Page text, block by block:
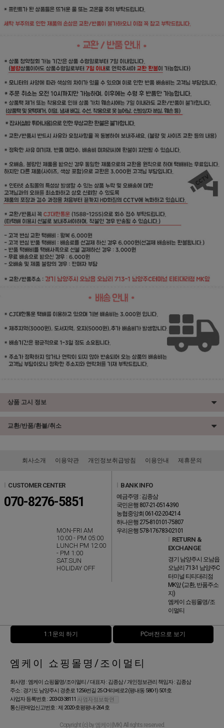
상품 고시 정보
교환/반품/환불/취소
회사소개 이용약관 개인정보취급방침 이용안내 제휴문의
CUSTOMER CENTER
070-8276-5851
MON-FRI AM
10:00 - PM 05:00
LUNCH PM 12:00
- PM 1:00
SAT.SUN
HOLIDAY OFF
BANK INFO
예금주명 : 김종삼
국민은행 807-21-0514-390
농협중앙회 061-02-204214
하나은행 275-810101-75807
우리은행 578-176783-02101
RETURN &
EXCHANGE
경기 남양주시 오남읍
오남리 713-1 남양주C
터미널 티티대리점
MK앞 (교환, 반품주소
지)
엠케이 쇼핑몰명/조
이멀티
1:1문의 하기 PC버전으로 보기
엠케이 쇼핑몰명/조이멀티
회사명 : 엠케이 쇼핑몰명/조이멀티 / 대표자 : 김종삼 / 개인정보관리 책임자 : 김종삼
주소 : 경기도 남양주시 경춘로 1256번길 25 CH리베로2 (평내동 580-1) 501호
사업자 등록번호 : 203-03-38111
통신판매업신고번호 : 제 2020-호평평내-264 호
Copyright (c) by 엠케이(MK) All rights reserved.